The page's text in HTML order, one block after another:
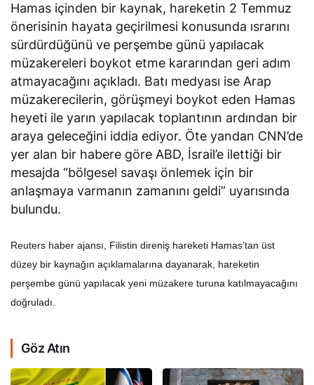
Hamas içinden bir kaynak, hareketin 2 Temmuz
önerisinin hayata geçirilmesi konusunda ısrarını
sürdürdüğünü ve perşembe günü yapılacak
müzakereleri boykot etme kararından geri adım
atmayacağını açıkladı. Batı medyası ise Arap
müzakerecilerin, görüşmeyi boykot eden Hamas
heyeti ile yarın yapılacak toplantının ardından bir
araya geleceğini iddia ediyor. Öte yandan CNN’de
yer alan bir habere göre ABD, İsrail’e ilettiği bir
mesajda “bölgesel savaşı önlemek için bir
anlaşmaya varmanın zamanını geldi” uyarısında
bulundu.
Reuters haber ajansı, Filistin direniş hareketi Hamas’tan üst
düzey bir kaynağın açıklamalarına dayanarak, hareketin
perşembe günü yapılacak yeni müzakere turuna katılmayacağını
doğruladı.
Göz Atın